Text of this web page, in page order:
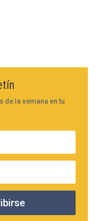
de la semana en tu